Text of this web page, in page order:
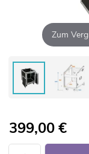
Zum
399,00€